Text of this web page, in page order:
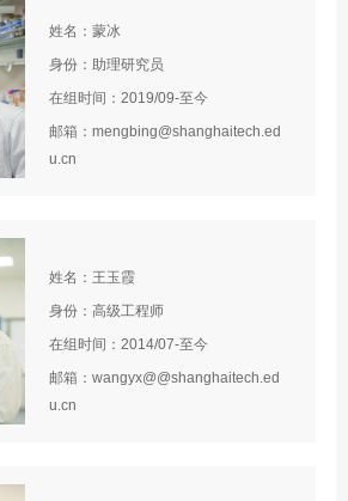
姓名：蒙冰
身份：助理研究员
在组时间：2019/09-至今
邮箱：mengbing@shanghaitech.ed
u.cn
姓名：王玉霞
身份：高级工程师
在组时间：2014/07-至今
邮箱：wangyx@@shanghaitech.ed
u.cn